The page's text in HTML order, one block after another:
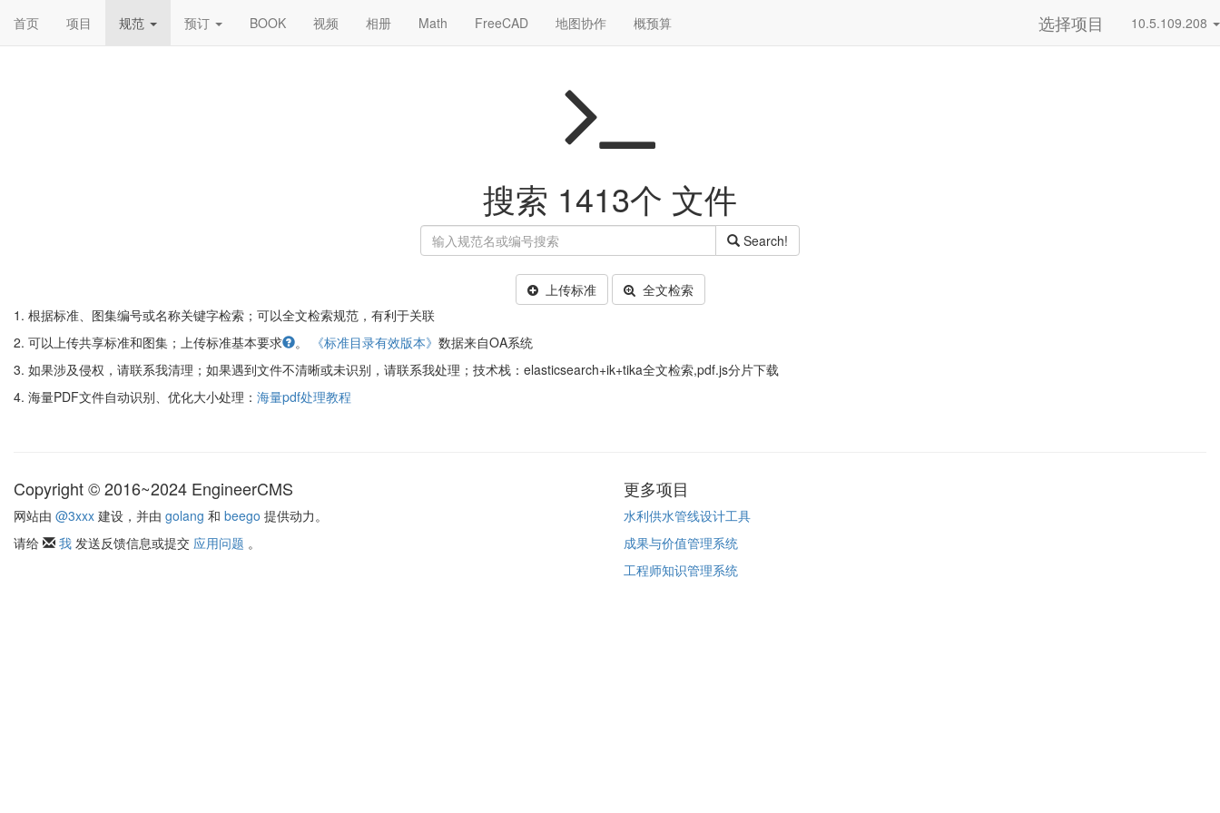
首页 项目 规范 预订 BOOK 视频 相册 Math FreeCAD 地图协作 概预算 选择项目 10.5.109.208
搜索 1413个 文件
Search!
上传标准 全文检索
1. 根据标准、图集编号或名称关键字检索；可以全文检索规范，有利于关联
2. 可以上传共享标准和图集；上传标准基本要求
。 《标准目录有效版本》 数据来自OA系统
3. 如果涉及侵权，请联系我清理；如果遇到文件不清晰或未识别，请联系我处理；技术栈：elasticsearch+ik+tika全文检索,pdf.js分片下载
4. 海量PDF文件自动识别、优化大小处理： 海量pdf处理教程
Copyright © 2016~2024 EngineerCMS
网站由 @3xxx 建设，并由 golang 和 beego 提供动力。
请给
我 发送反馈信息或提交 应用问题 。
更多项目
水利供水管线设计工具
成果与价值管理系统
工程师知识管理系统